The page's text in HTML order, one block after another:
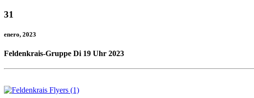
31
enero, 2023
Feldenkrais-Gruppe Di 19 Uhr 2023